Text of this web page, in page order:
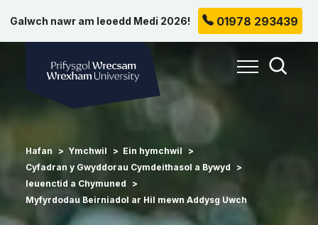
Galwch nawr am leoedd Medi 2026! 01978 293439
Toggle
Hafan Ymchwil
Ein hymchwil
Cyfadran y Gwyddorau Cymdeithasol a Bywyd
Ieuenctid a Chymuned
Myfyrdodau Beirniadol ar Hil mewn Addysg Uwch